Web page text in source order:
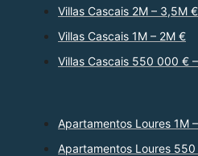
Villas Cascais 2M – 3,5M €
Villas Cascais 1M – 2M €
Villas Cascais 550 000 €
Apartamentos Loures 1M
Apartamentos Loures